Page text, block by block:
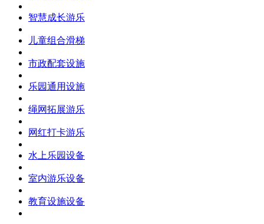
智慧成长游乐
儿童组合滑梯
市政配套设施
乐园通用设施
绳网拓展游乐
网红打卡游乐
水上乐园设备
室内游乐设备
教育设施设备